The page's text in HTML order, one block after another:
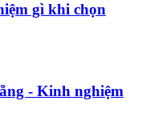
gì khi chọn
- Kinh nghiệm